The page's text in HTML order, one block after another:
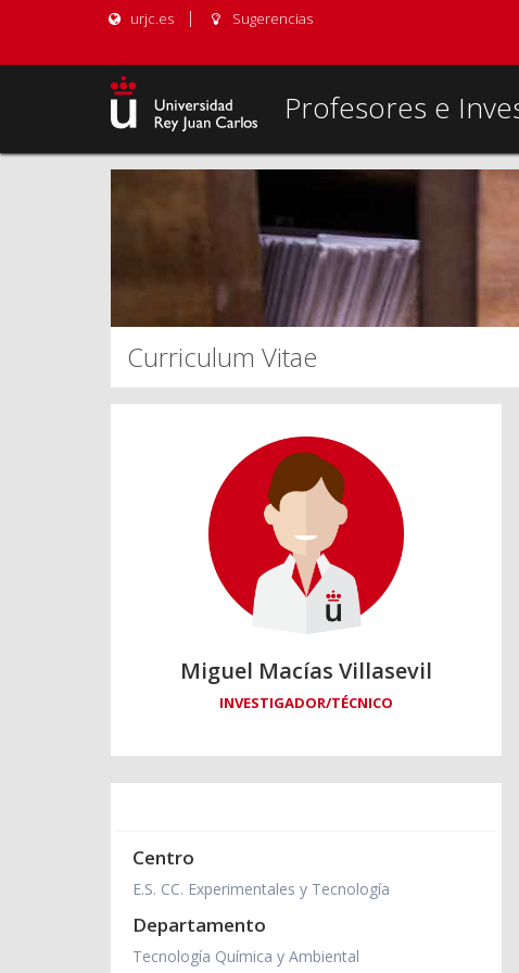
urjc.es Sugerencias
Profesores e
Curriculum Vitae
Miguel Macías Villasevil
INVESTIGADOR/TÉCNICO
Centro
E.S. CC. Experimentales y Tecnología
Departamento
Tecnología Química y Ambiental